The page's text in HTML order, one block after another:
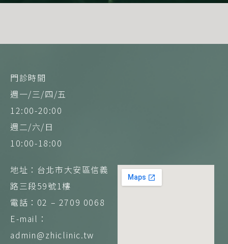
門診時間
週一/三/四/五
12:00-20:00
週二/六/日
10:00-18:00
地址：台北市大安區信義
路三段59號1樓
電話：02 – 2709 0068
E-mail：
admin@zhiclinic.tw